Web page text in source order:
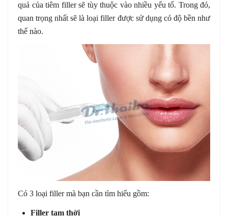
quả của tiêm filler sẽ tùy thuộc vào nhiều yếu tố. Trong đó,
quan trọng nhất sẽ là loại filler được sử dụng có độ bền như
thế nào.
Có 3 loại filler mà bạn cần tìm hiểu gồm:
Filler tạm thời